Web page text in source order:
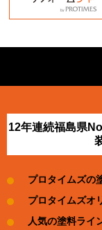
12年連続福島県
プロタイムズの
プロタイムズオ
人気の塗料ライ